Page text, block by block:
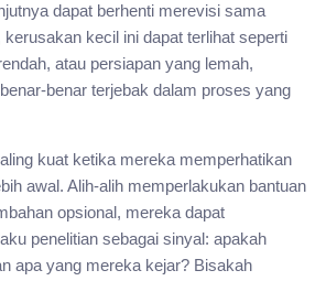
dapat berhenti merevisi sama
kecil ini dapat terlihat seperti
atau persiapan yang lemah,
benar terjebak dalam proses yang
kuat ketika mereka memperhatikan
awal. Alih-alih memperlakukan bantuan
opsional, mereka dapat
penelitian sebagai sinyal: apakah
apa yang mereka kejar? Bisakah